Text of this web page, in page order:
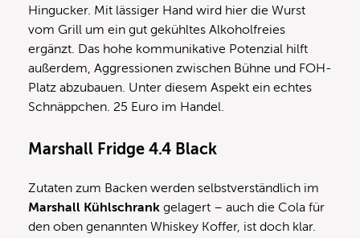
Hingucker. Mit lässiger Hand wird hier die Wurst
vom Grill um ein gut gekühltes Alkoholfreies
ergänzt. Das hohe kommunikative Potenzial hilft
außerdem, Aggressionen zwischen Bühne und FOH-
Platz abzubauen. Unter diesem Aspekt ein echtes
Schnäppchen. 25 Euro im Handel.
Marshall Fridge 4.4 Black
Zutaten zum Backen werden selbstverständlich im
Marshall Kühlschrank gelagert – auch die Cola für
den oben genannten Whiskey Koffer, ist doch klar.